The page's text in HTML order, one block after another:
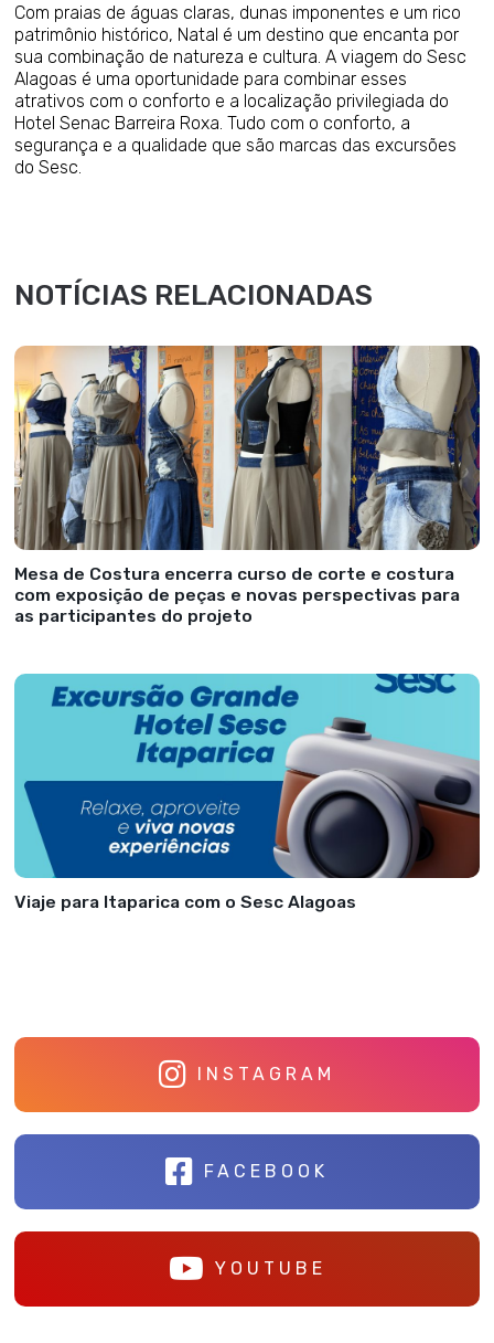
Com praias de águas claras, dunas imponentes e um rico
patrimônio histórico, Natal é um destino que encanta por
sua combinação de natureza e cultura. A viagem do Sesc
Alagoas é uma oportunidade para combinar esses
atrativos com o conforto e a localização privilegiada do
Hotel Senac Barreira Roxa. Tudo com o conforto, a
segurança e a qualidade que são marcas das excursões
do Sesc.
NOTÍCIAS RELACIONADAS
Mesa de Costura encerra curso de corte e costura
com exposição de peças e novas perspectivas para
as participantes do projeto
Viaje para Itaparica com o Sesc Alagoas
INSTAGRAM
FACEBOOK
YOUTUBE